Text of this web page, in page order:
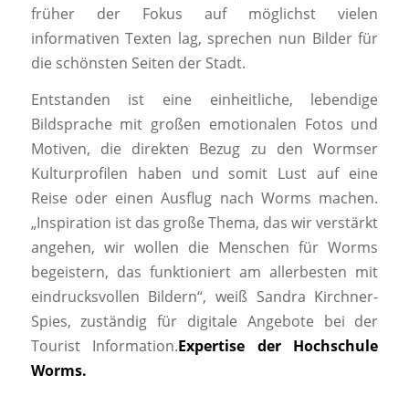
früher der Fokus auf möglichst vielen
informativen Texten lag, sprechen nun Bilder für
die schönsten Seiten der Stadt.
Entstanden ist eine einheitliche, lebendige
Bildsprache mit großen emotionalen Fotos und
Motiven, die direkten Bezug zu den Wormser
Kulturprofilen haben und somit Lust auf eine
Reise oder einen Ausflug nach Worms machen.
„Inspiration ist das große Thema, das wir verstärkt
angehen, wir wollen die Menschen für Worms
begeistern, das funktioniert am allerbesten mit
eindrucksvollen Bildern“, weiß Sandra Kirchner-
Spies, zuständig für digitale Angebote bei der
Tourist Information.Expertise der Hochschule
Worms.